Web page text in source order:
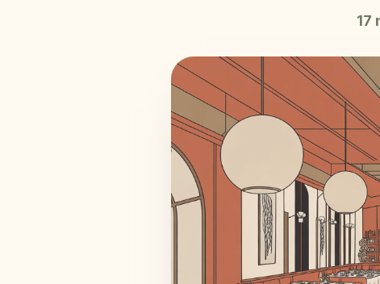
17